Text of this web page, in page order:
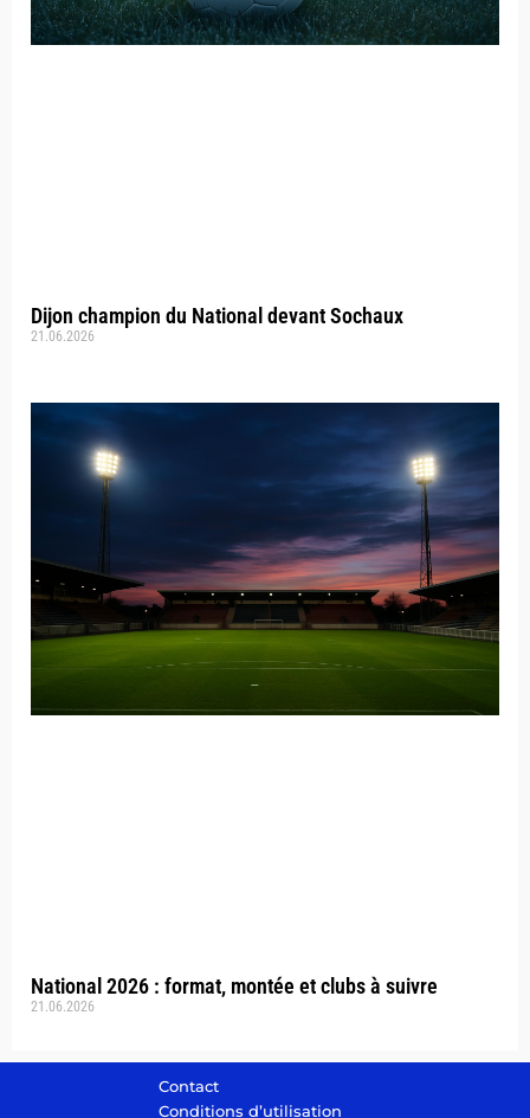
Dijon champion du National devant Sochaux
21.06.2026
National 2026 : format, montée et clubs à suivre
21.06.2026
Contact
Conditions d’utilisation